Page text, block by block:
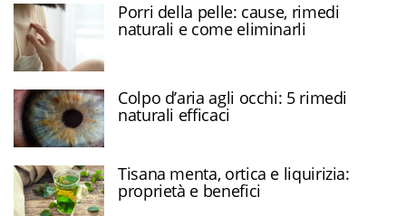
Porri della pelle: cause, rimedi
naturali e come eliminarli
Colpo d’aria agli occhi: 5 rimedi
naturali efficaci
Tisana menta, ortica e liquirizia:
proprietà e benefici